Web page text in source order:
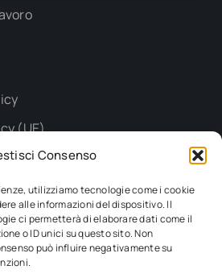
Consenso
utilizziamo tecnologie come i cookie
alle informazioni del dispositivo. Il
ci permetterà di elaborare dati come il
o ID unici su questo sito. Non
può influire negativamente su
(UE)